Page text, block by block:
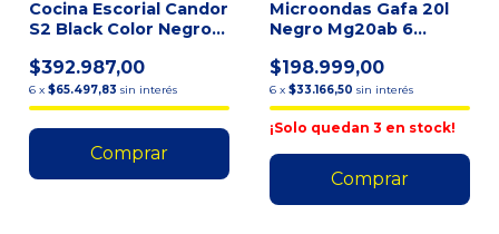
Cocina Escorial Candor
S2 Black Color Negro
$392.987,00
6 x $65.497,83 sin interés
Microondas Gafa 20l
Negro Mg20ab 6
$198.999,00
6 x $33.166,50 sin interés
¡Solo quedan 3 en stock!